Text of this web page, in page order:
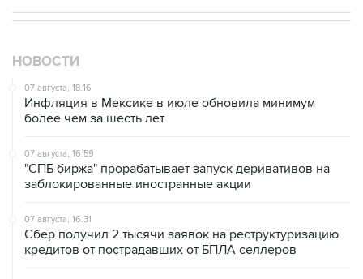
НОВОСТИ
07 августа, 18:16
Инфляция в Мексике в июле обновила минимум
более чем за шесть лет
07 августа, 16:59
"СПБ биржа" прорабатывает запуск деривативов на
заблокированные иностранные акции
07 августа, 16:31
Сбер получил 2 тысячи заявок на реструктуризацию
кредитов от пострадавших от БПЛА селлеров